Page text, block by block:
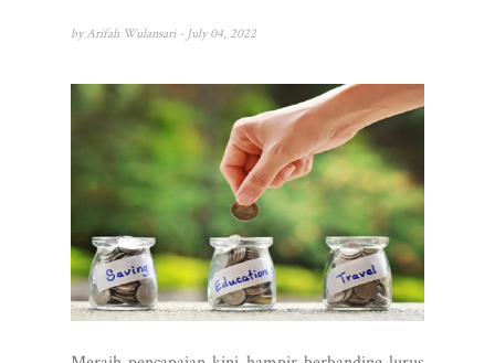
by Arifah Wulansari - July 04, 2022